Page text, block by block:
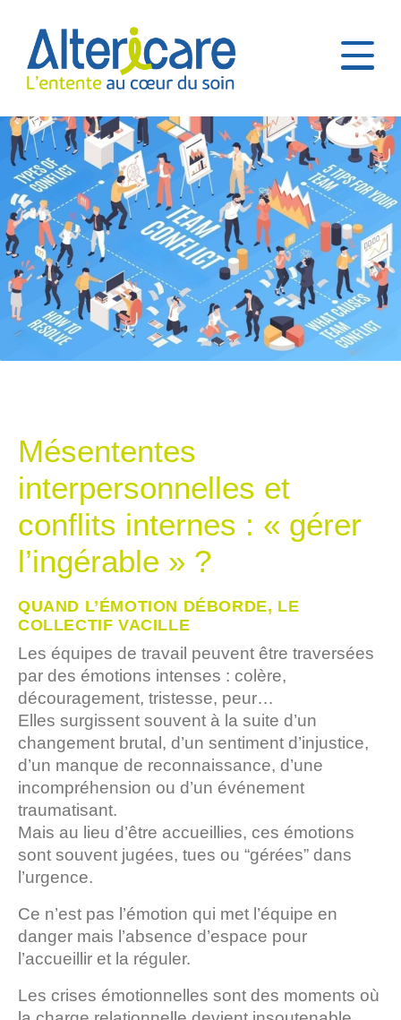
Mésententes
interpersonnelles et
conflits internes : « gérer
l’ingérable » ?
QUAND L’ÉMOTION DÉBORDE, LE
COLLECTIF VACILLE
Les équipes de travail peuvent être traversées
par des émotions intenses : colère,
découragement, tristesse, peur…
Elles surgissent souvent à la suite d’un
changement brutal, d’un sentiment d’injustice,
d’un manque de reconnaissance, d’une
incompréhension ou d’un événement
traumatisant.
Mais au lieu d’être accueillies, ces émotions
sont souvent jugées, tues ou “gérées” dans
l’urgence.
Ce n’est pas l’émotion qui met l’équipe en
danger mais l’absence d’espace pour
l’accueillir et la réguler.
Les crises émotionnelles sont des moments où